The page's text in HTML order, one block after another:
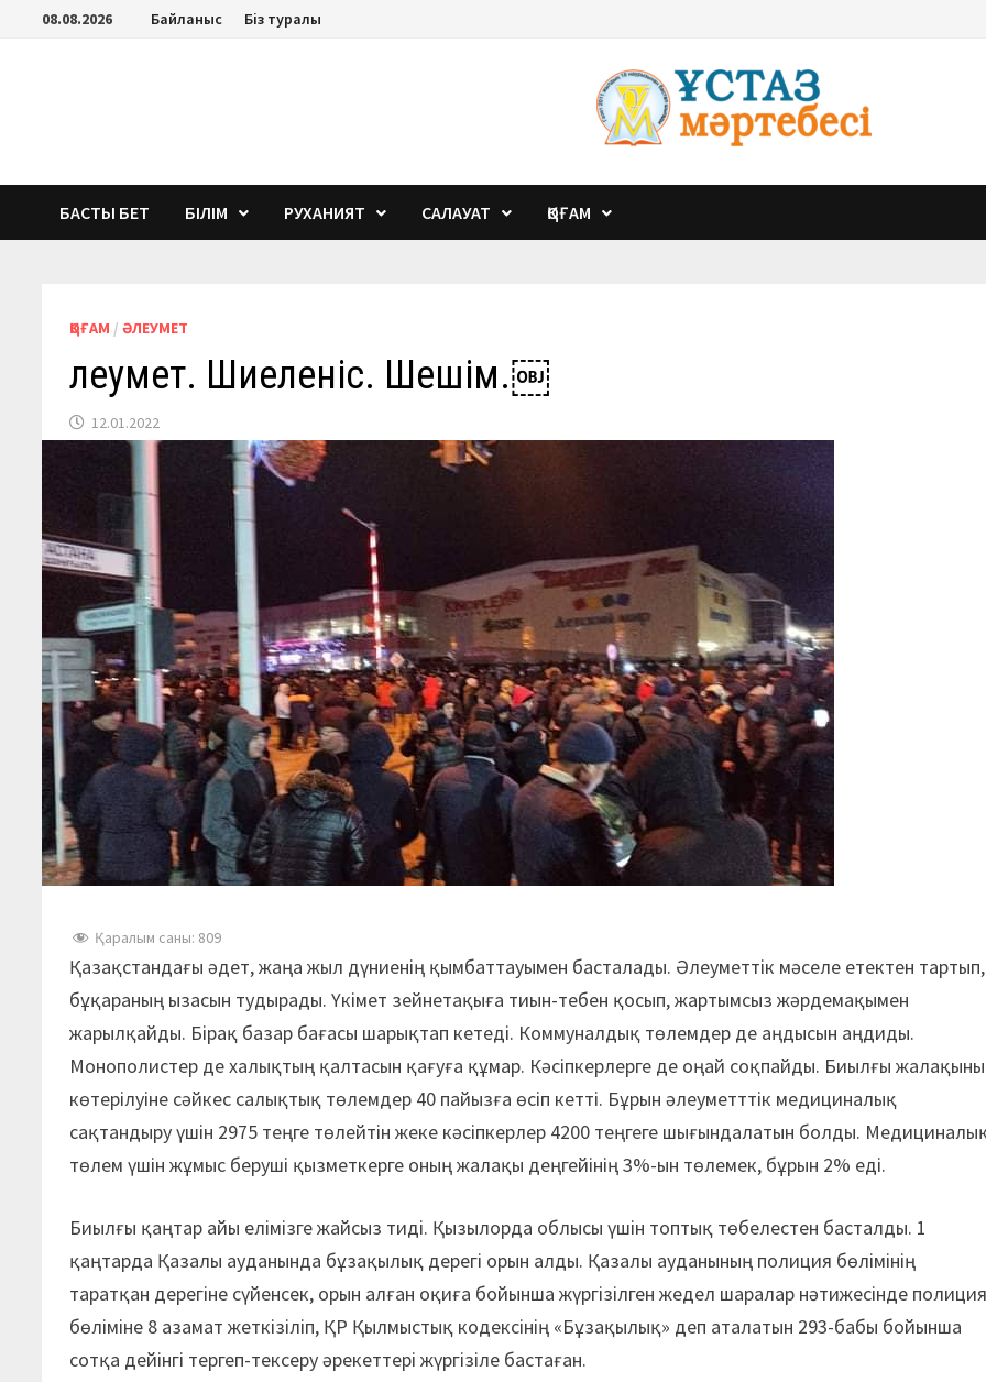
Перейти08.08.2026 Байланыс Біз туралы
БАСТЫ БЕТ БІЛІМ РУХАНИЯТ САЛАУАТ ҚОҒАМ
ҚОҒАМ /ӘЛЕУМЕТ
Әлеумет. Шиеленіс. Шешім.￼
12.01.2022
Қаралым саны: 809
Қазақстандағы әдет, жаңа жыл дүниенің қымбаттауымен басталады. Әлеуметтік мәселе етектен тартып,
бұқараның ызасын тудырады. Үкімет зейнетақыға тиын-тебен қосып, жартымсыз жәрдемақымен
жарылқайды. Бірақ базар бағасы шарықтап кетеді. Коммуналдық төлемдер де аңдысын аңдиды.
Монополистер де халықтың қалтасын қағуға құмар. Кәсіпкерлерге де оңай соқпайды. Биылғы
көтерілуіне сәйкес салықтық төлемдер 40 пайызға өсіп кетті. Бұрын әлеуметттік медициналық
сақтандыру үшін 2975 теңге төлейтін жеке кәсіпкерлер 4200 теңгеге шығындалатын болды.
төлем үшін жұмыс беруші қызметкерге оның жалақы деңгейінің 3%-ын төлемек, бұрын 2% еді.
Биылғы қаңтар айы елімізге жайсыз тиді. Қызылорда облысы үшін топтық төбелестен басталды. 1
қаңтарда Қазалы ауданында бұзақылық дерегі орын алды. Қазалы ауданының полиция бөлімінің
таратқан дерегіне сүйенсек, орын алған оқиға бойынша жүргізілген жедел шаралар нәтижесінде
бөліміне 8 азамат жеткізіліп, ҚР Қылмыстық кодексінің «Бұзақылық» деп аталатын 293-бабы бойынша
сотқа дейінгі тергеп-тексеру әрекеттері жүргізіле бастаған.